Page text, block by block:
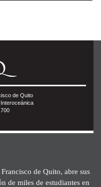
de Quito
de Quito, abre sus
de miles de estudiantes en